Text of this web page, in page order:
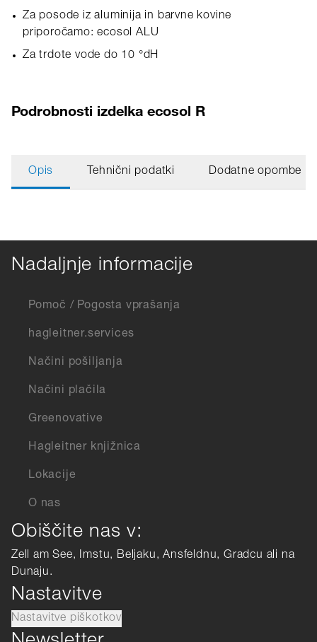
Za posode iz aluminija in barvne kovine
priporočamo: ecosol ALU
Za trdote vode do 10 °dH
Podrobnosti izdelka ecosol R
Opis Tehnični podatki Dodatne opombe
Nadaljnje informacije
Pomoč / Pogosta vprašanja
hagleitner.services
Načini pošiljanja
Načini plačila
Greenovative
Hagleitner knjižnica
Lokacije
O nas
Obiščite nas v:
Zell am See, Imstu, Beljaku, Ansfeldnu, Gradcu ali na
Dunaju.
Nastavitve
Nastavitve piškotkov